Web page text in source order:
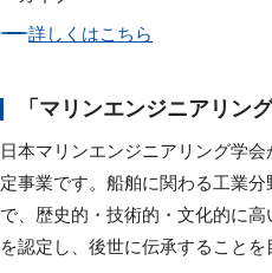
詳しくはこちら
「マリンエンジニアリン
日本マリンエンジニアリング学
定事業です。船舶に関わる工業
で、歴史的・技術的・文化的に
を認定し、後世に伝承することを